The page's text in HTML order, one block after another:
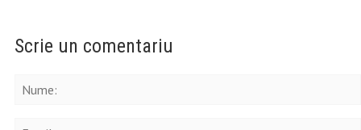
Scrie un comentariu